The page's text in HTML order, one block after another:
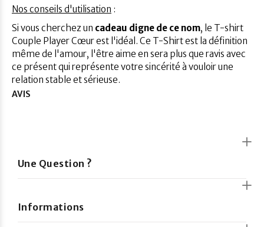
Nos conseils d'utilisation :
Si vous cherchez un cadeau digne de ce nom, le T-shirt
Couple Player Cœur est l'idéal. Ce T-Shirt est la définition
même de l'amour, l'être aime en sera plus que ravis avec
ce présent qui représente votre sincérité à vouloir une
relation stable et sérieuse.
AVIS
Une Question ?
Informations